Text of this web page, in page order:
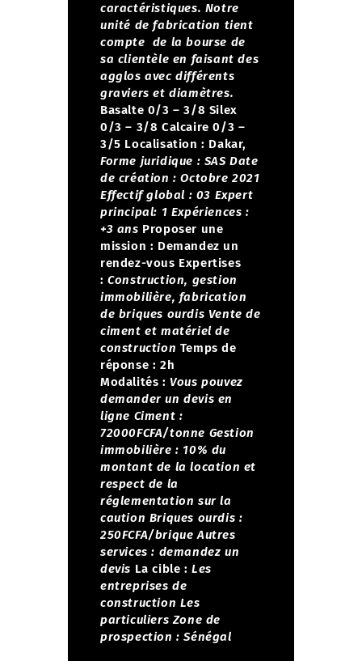
caractéristiques. Notre
unité de fabrication tient
compte de la bourse de
sa clientèle en faisant des
agglos avec différents
graviers et diamètres.
Basalte 0/3 – 3/8 Silex
0/3 – 3/8 Calcaire 0/3 –
3/5 Localisation : Dakar,
Forme juridique : SAS Date
de création : Octobre 2021
Effectif global : 03 Expert
principal: 1 Expériences :
+3 ans Proposer une
mission : Demandez un
rendez-vous Expertises
: Construction, gestion
immobilière, fabrication
de briques ourdis Vente de
ciment et matériel de
construction Temps de
réponse : 2h
Modalités : Vous pouvez
demander un devis en
ligne Ciment :
72000FCFA/tonne Gestion
immobilière : 10% du
montant de la location et
respect de la
réglementation sur la
caution Briques ourdis :
250FCFA/brique Autres
services : demandez un
devis La cible : Les
entreprises de
construction Les
particuliers Zone de
prospection : Sénégal